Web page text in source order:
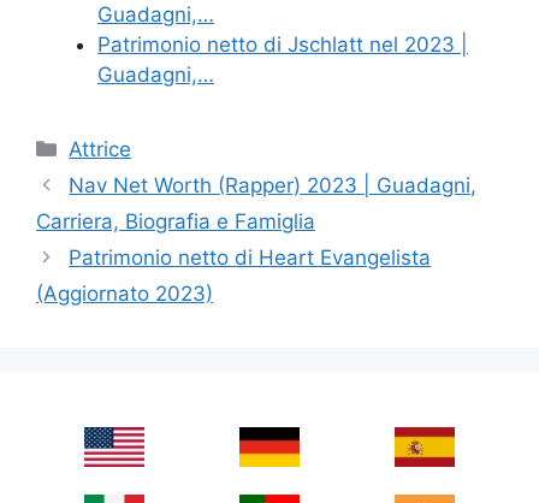
Guadagni,…
Patrimonio netto di Jschlatt nel 2023 |
Guadagni,…
Categories
Attrice
Nav Net Worth (Rapper) 2023 | Guadagni,
Carriera, Biografia e Famiglia
Patrimonio netto di Heart Evangelista
(Aggiornato 2023)